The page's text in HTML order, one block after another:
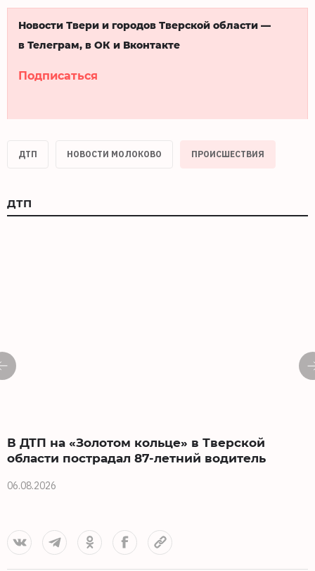
Новости Твери и городов Тверской области —
в Телеграм, в ОК и Вконтакте
Подписаться
ДТП НОВОСТИ МОЛОКОВО ПРОИСШЕСТВИЯ
ДТП
В ДТП на «Золотом кольце» в Тверской
области пострадал 87-летний водитель
06.08.2026